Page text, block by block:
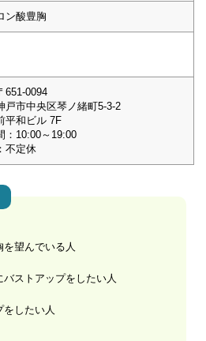
ン酸豊胸
651-0094
戸市中央区琴ノ緒町5-3-2
平和ビル 7F
：10:00～19:00
不定休
を望んでいる人
ストアップをしたい人
をしたい人